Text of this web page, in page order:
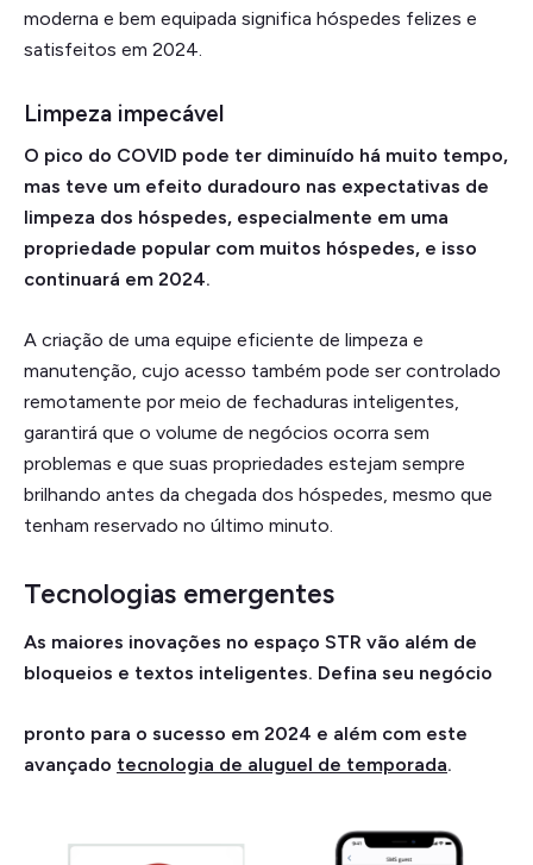
moderna e bem equipada significa hóspedes felizes e
satisfeitos em 2024.
Limpeza impecável
O pico do COVID pode ter diminuído há muito tempo,
mas teve um efeito duradouro nas expectativas de
limpeza dos hóspedes, especialmente em uma
propriedade popular com muitos hóspedes, e isso
continuará em 2024.
A criação de uma equipe eficiente de limpeza e
manutenção, cujo acesso também pode ser controlado
remotamente por meio de fechaduras inteligentes,
garantirá que o volume de negócios ocorra sem
problemas e que suas propriedades estejam sempre
brilhando antes da chegada dos hóspedes, mesmo que
tenham reservado no último minuto.
Tecnologias emergentes
As maiores inovações no espaço STR vão além de
bloqueios e textos inteligentes. Defina seu negócio
pronto para o sucesso em 2024 e além com este
avançado tecnologia de aluguel de temporada.